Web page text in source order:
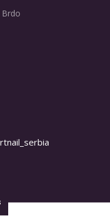
Brdo
artnail_serbia